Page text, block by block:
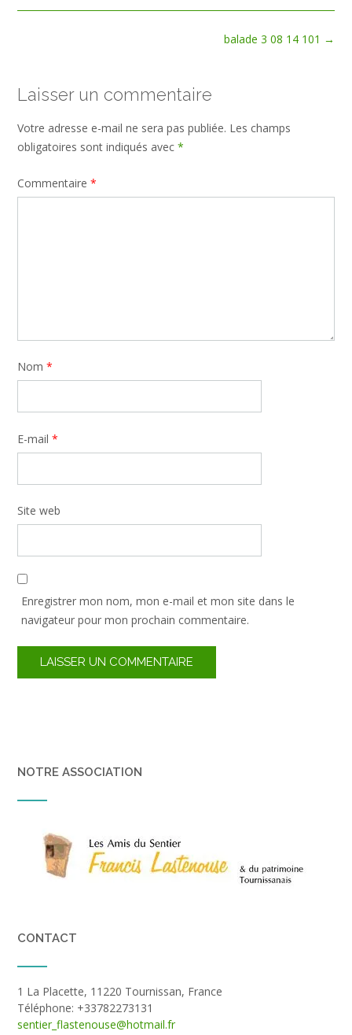
balade 3 08 14 101 →
Laisser un commentaire
Votre adresse e-mail ne sera pas publiée. Les champs
obligatoires sont indiqués avec *
Commentaire *
Nom *
E-mail *
Site web
Enregistrer mon nom, mon e-mail et mon site dans le
navigateur pour mon prochain commentaire.
NOTRE ASSOCIATION
CONTACT
1 La Placette, 11220 Tournissan, France
Téléphone: +33782273131
sentier_flastenouse@hotmail.fr